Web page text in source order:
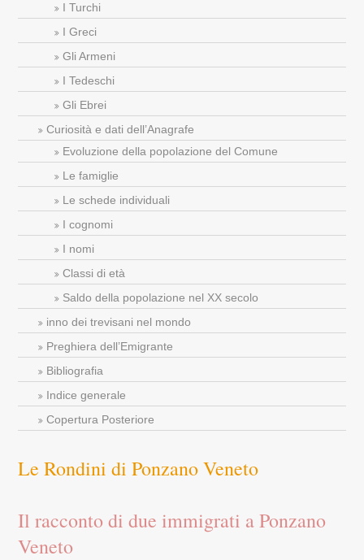
I Turchi
I Greci
Gli Armeni
I Tedeschi
Gli Ebrei
Curiosità e dati dell’Anagrafe
Evoluzione della popolazione del Comune
Le famiglie
Le schede individuali
I cognomi
I nomi
Classi di età
Saldo della popolazione nel XX secolo
inno dei trevisani nel mondo
Preghiera dell’Emigrante
Bibliografia
Indice generale
Copertura Posteriore
Le Rondini di Ponzano Veneto
Il racconto di due immigrati a Ponzano
Veneto